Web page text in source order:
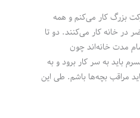
بزرگ کار می‌کنم و همه
در خانه کار می‌کنند. دو تا
مدت خانه‌اند چون
باید به سر کار برود و به
مراقب بچه‌ها باشم. طی این